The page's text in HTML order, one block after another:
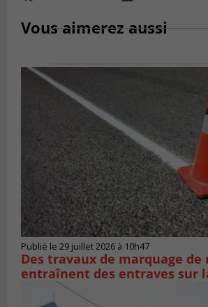
Vous aimerez aussi
Publié le 29 juillet 2026 à 10h47
Des travaux de marquage de
entraînent des entraves sur